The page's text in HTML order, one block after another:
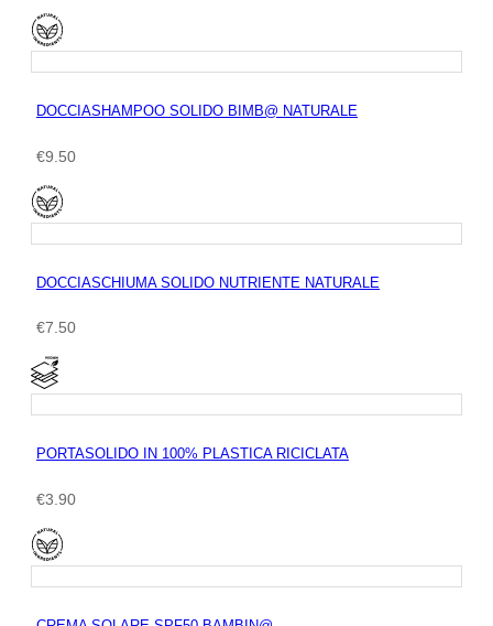
DOCCIASHAMPOO SOLIDO BIMB@ NATURALE
€9.50
DOCCIASCHIUMA SOLIDO NUTRIENTE NATURALE
€7.50
PORTASOLIDO IN 100% PLASTICA RICICLATA
€3.90